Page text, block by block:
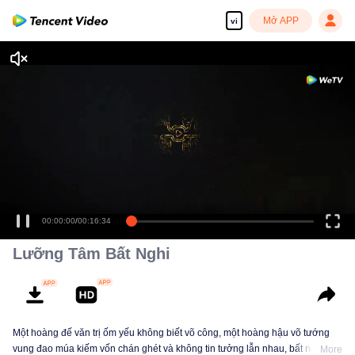
vi Mở APP
00:00:00/00:16:34
Lưỡng Tâm Bất Nghi
Một hoàng đế văn trị ốm yếu không biết võ công, một hoàng hậu võ tướng
vung đao múa kiếm vốn chán ghét và không tin tưởng lẫn nhau, bất ngờMore